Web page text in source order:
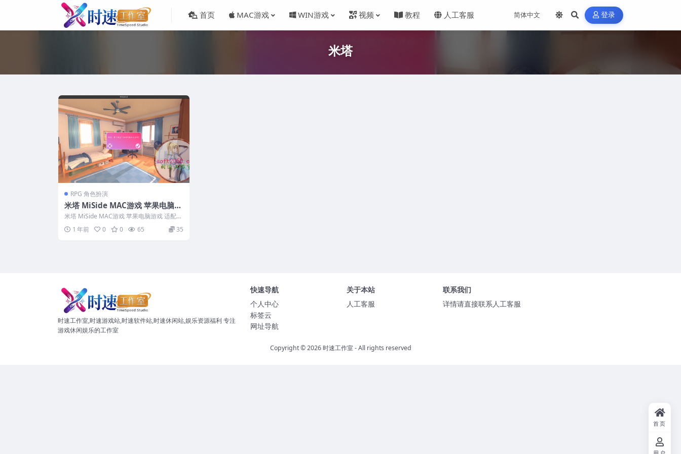
首页 MAC游戏 WIN游戏 视频 教程 人工客服 登录
米塔
RPG 角色扮演
米塔 MiSide MAC游戏 苹果电脑游
戏 适配系统15
米塔 MiSide MAC游戏 苹果电脑游戏 适配系
1 年前 0 0 65 35
时速工作室,时速游戏站,时速软件站,时速休闲站,娱乐资源福利 专注
游戏休闲娱乐的工作室
快速导航
个人中心
标签云
网址导航
关于本站
人工客服
联系我们
详情请直接联系人工客服
Copyright © 2026时速工作室- All rights reserved
首页